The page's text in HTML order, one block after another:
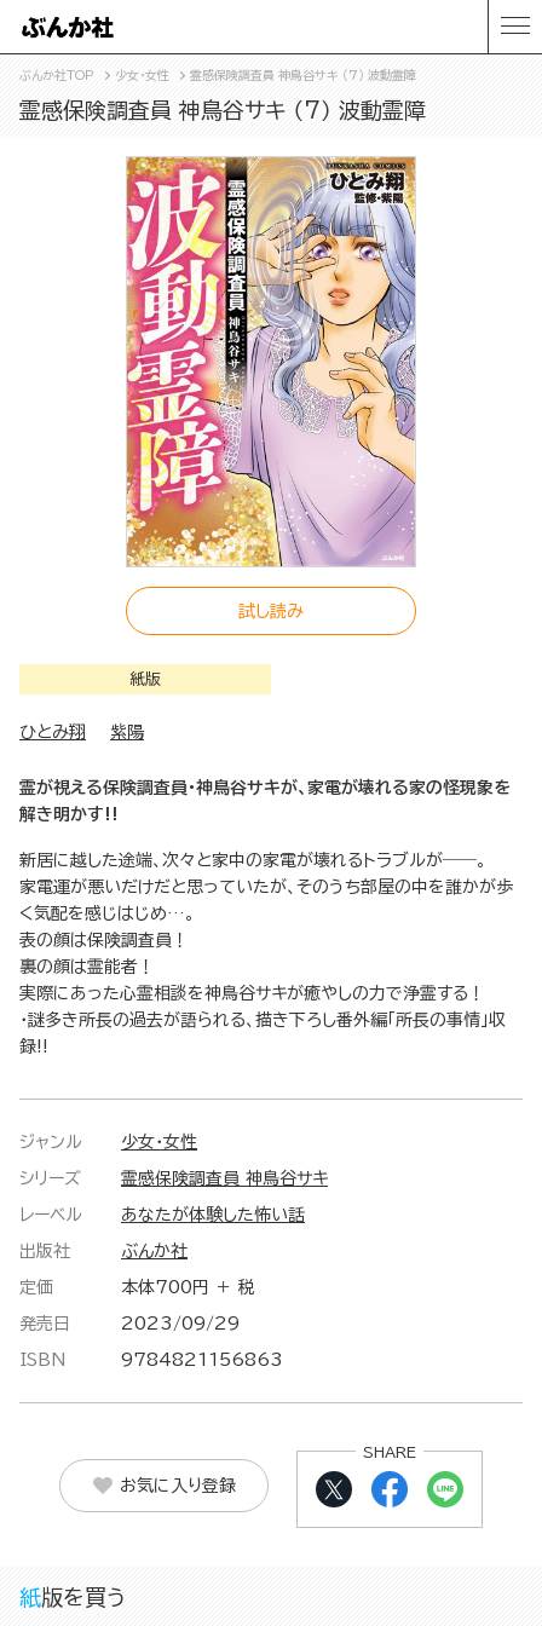
ぶんか社TOP 少女・女性 霊感保険調査員 神鳥谷サキ （7） 波動霊障
霊感保険調査員 神鳥谷サキ （7） 波動霊障
試し読み
紙版
ひとみ翔 紫陽
霊が視える保険調査員・神鳥谷サキが、家電が壊れる家の怪現象を
解き明かす!!
新居に越した途端、次々と家中の家電が壊れるトラブルが――。
家電運が悪いだけだと思っていたが、そのうち部屋の中を誰かが歩
く気配を感じはじめ…。
表の顔は保険調査員！
裏の顔は霊能者！
実際にあった心霊相談を神鳥谷サキが癒やしの力で浄霊する！
・謎多き所長の過去が語られる、描き下ろし番外編「所長の事情」収
録!!
ジャンル 少女・女性
シリーズ 霊感保険調査員 神鳥谷サキ
レーベル あなたが体験した怖い話
出版社 ぶんか社
定価 本体700円 ＋ 税
発売日 2023/09/29
ISBN 9784821156863
お気に入り登録
SHARE
紙版を買う